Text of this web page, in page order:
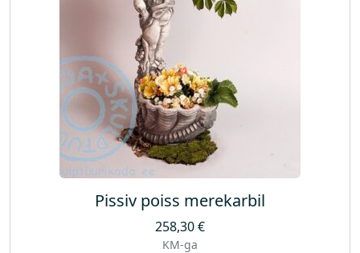
Pissiv poiss merekarbil
258,30€
KM-ga